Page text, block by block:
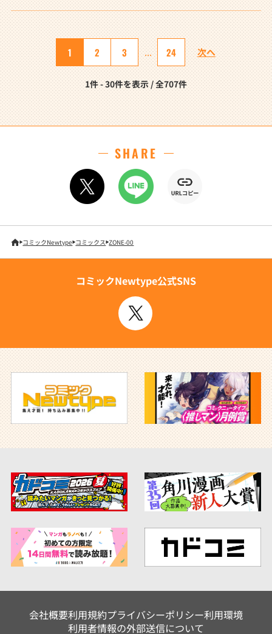
1 2 3 ... 24 次へ
1件 - 30件を表示 / 全707件
SHARE
コミックNewtype コミックス ZONE-00
コミックNewtype公式SNS
会社概要利用規約プライバシーポリシー利用環境
利用者情報の外部送信について